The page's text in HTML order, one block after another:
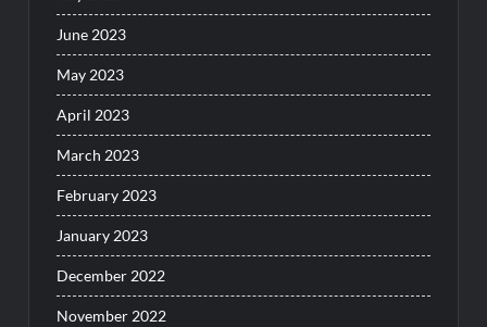
June 2023
May 2023
April 2023
March 2023
February 2023
January 2023
December 2022
November 2022